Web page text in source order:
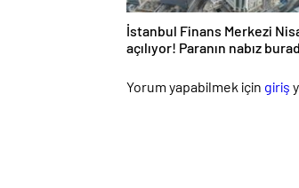
İstanbul Finans Merkezi
açılıyor! Paranın nabız
Yorum yapabilmek için giriş